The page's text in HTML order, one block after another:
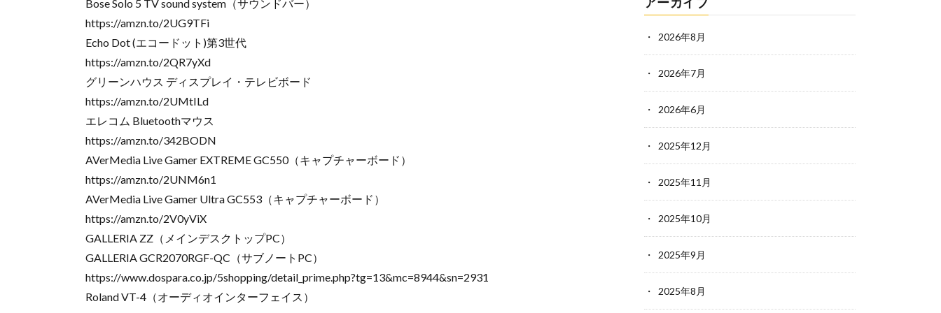
Bose Solo 5 TV sound system（サウンドバー）
https://amzn.to/2UG9TFi
Echo Dot (エコードット)第3世代
https://amzn.to/2QR7yXd
グリーンハウス ディスプレイ・テレビボード
https://amzn.to/2UMtILd
エレコム Bluetoothマウス
https://amzn.to/342BODN
AVerMedia Live Gamer EXTREME GC550（キャプチャーボード）
https://amzn.to/2UNM6n1
AVerMedia Live Gamer Ultra GC553（キャプチャーボード）
https://amzn.to/2V0yViX
GALLERIA ZZ（メインデスクトップPC）
GALLERIA GCR2070RGF-QC（サブノートPC）
https://www.dospara.co.jp/5shopping/detail_prime.php?tg=13&mc=8944&sn=2931
Roland VT-4（オーディオインターフェイス）
2026年8月
2026年7月
2026年6月
2025年12月
2025年11月
2025年10月
2025年9月
2025年8月